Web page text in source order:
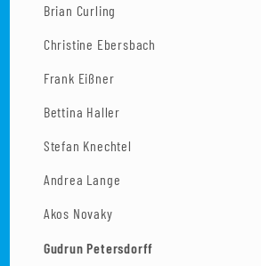
Brian Curling
Christine Ebersbach
Frank Eißner
Bettina Haller
Stefan Knechtel
Andrea Lange
Akos Novaky
Gudrun Petersdorff